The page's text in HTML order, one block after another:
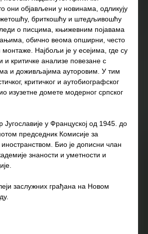
они објављени у новинама, одликују
бриткошћу и штедљивошћу
о писцима, књижевним појавама
обично веома опширни, често
Најбољи је у есејима, где су
и критичке анализе повезане с
и доживљајима ауторовим. У тим
критичког и аутобиографског
изузетне домете модерног српског
Југославије у Француској од 1945. до
председник Комисије за
иностранством. Био је дописни члан
знаности и уметности и
заслужних грађана на Новом